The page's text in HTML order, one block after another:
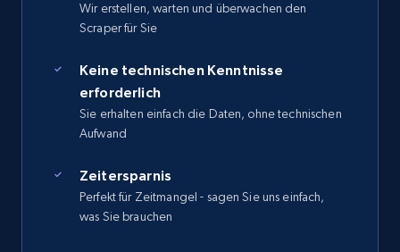
Wir erstellen, warten und überwachen den
Scraper für Sie
Keine technischen Kenntnisse
erforderlich
Sie erhalten einfach die Daten, ohne technischen
Aufwand
Zeitersparnis
Perfekt für Zeitmangel - sagen Sie uns einfach,
was Sie brauchen